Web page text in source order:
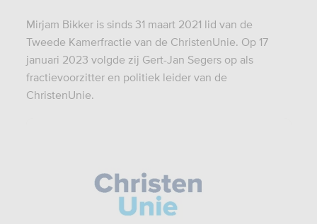
Mirjam Bikker is sinds 31 maart 2021 lid van de
Tweede Kamerfractie van de ChristenUnie. Op 17
januari 2023 volgde zij Gert-Jan Segers op als
fractievoorzitter en politiek leider van de
ChristenUnie.